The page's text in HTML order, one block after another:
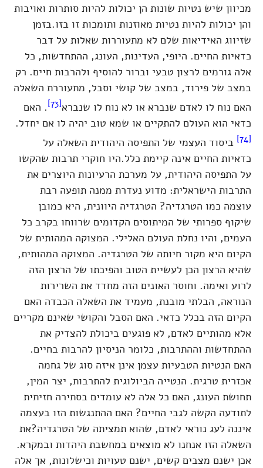
מכיוון שיש נטיות שונות הן יכולות להיות סותרות ואויבות
והן יכולות להיות נטיות מאוזנות ותומכות זו בזו.בזמן
שזיווג האידיאות שלם לא מתעוררות שאלות על דבר
כדאיות החיים. היופי, העדינות, העונג, ההתחדשות, כל
אלה גורמים לרצון טבעי וברור להוסיף ולהרבות חיים. רק
במצב של פירוד, במצב של קושי וסבל, מתעוררת השאלה
האם נוח לו לאדם שנברא או לא נוח לו שנברא[73]
. האם
כדאי הוא העולם להתקיים או שמא טוב יהיה לו אם יחדל.
ביסוד העצמי של התפיסה היהודית השאלה על
כדאיות החיים אינה קיימת כלל.היו חוקרי תרבות שהקשו
על התפיסה היהודית, על מערכת הרעיונות היוצרים את
התרבות הישראלית: מדוע נעדרת ממנה תופעה רבת
עוצמה כמו הטרגדיה? הטרגדיה היוונית, היא כמובן
שיקוף ספרותי של המיתוסים הקדומים שרווחו בקרב כל
העמים, והיו נחלת העולם האלילי. המצוקה המהותית של
הקיום היא מקור חיותה של הטרגדיה. המצוקה המהותית,
שהיא הרצון הכן לעשיית הטוב והפיכתו של הרצון הזה
לרוע ואימה. וחוסר האונים הזה מחדד את השרירות
הנוראה, הבלתי מובנת, מעמיד את השאלה הכבדה האם
הקיום הזה בכלל כדאי. האם הסבל והקושי שאינם מקריים
אלא מהותיים לאדם, לא פוגעים ביכולת להצדיק את
ההתחדשות וההתרבות, כלומר הניסיון להרבות בחיים.
האם הנטיות הטבעיות עצמן אינן איזה סוג של גחמה
אכזרית טרגית. הנטייה הביולוגית להתרבות, יצר המין,
תחושת העונג, האם כל אלה לא עומדים בסתירה חזיתית
לתודעה הקשה לגבי החיים? האם ההתנגשות הזו בעצמה
איננה לעג נוראי לאדם, שהוא תמציתה של הטרגדיה?את
השאלה הזו אנחנו לא מוצאים במחשבת היהדות ובמקרא.
אכן ישנם מצבים קשים, ישנם טעויות וכישלונות, אך אלה